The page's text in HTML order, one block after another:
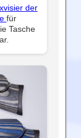
der
für
Tasche